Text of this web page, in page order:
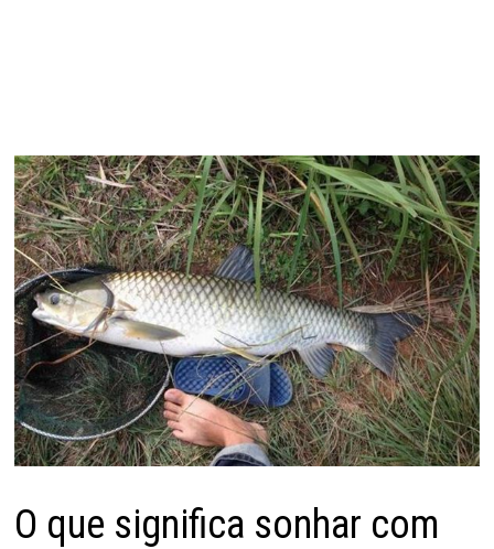
O que significa sonhar com